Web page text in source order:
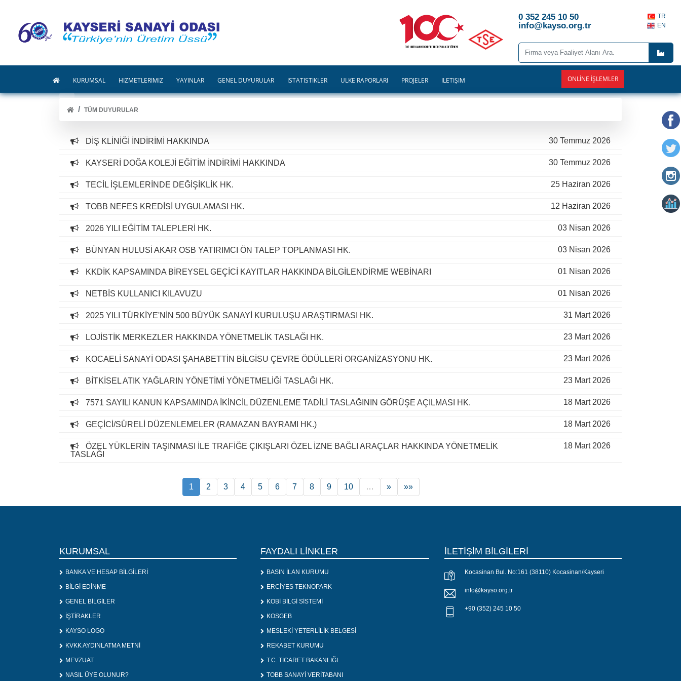
0 352 245 10 50
info@kayso.org.tr
TR
EN
KURUMSAL HİZMETLERİMİZ YAYINLAR GENEL DUYURULAR İSTATİSTİKLER ÜLKE RAPORLARI PROJELER İLETİŞİM ONLINE İŞLEMLER
TÜM DUYURULAR
DİŞ KLİNİĞİ İNDİRİMİ HAKKINDA 30 Temmuz 2026
KAYSERİ DOĞA KOLEJİ EĞİTİM İNDİRİMİ HAKKINDA 30 Temmuz 2026
TECİL İŞLEMLERİNDE DEĞİŞİKLİK HK. 25 Haziran 2026
TOBB NEFES KREDİSİ UYGULAMASI HK. 12 Haziran 2026
2026 YILI EĞİTİM TALEPLERİ HK. 03 Nisan 2026
BÜNYAN HULUSİ AKAR OSB YATIRIMCI ÖN TALEP TOPLANMASI HK. 03 Nisan 2026
KKDİK KAPSAMINDA BİREYSEL GEÇİCİ KAYITLAR HAKKINDA BİLGİLENDİRME WEBİNARI 01 Nisan 2026
NETBİS KULLANICI KILAVUZU 01 Nisan 2026
2025 YILI TÜRKİYE'NİN 500 BÜYÜK SANAYİ KURULUŞU ARAŞTIRMASI HK. 31 Mart 2026
LOJİSTİK MERKEZLER HAKKINDA YÖNETMELİK TASLAĞI HK. 23 Mart 2026
KOCAELİ SANAYİ ODASI ŞAHABETTİN BİLGİSU ÇEVRE ÖDÜLLERİ ORGANİZASYONU HK. 23 Mart 2026
BİTKİSEL ATIK YAĞLARIN YÖNETİMİ YÖNETMELİĞİ TASLAĞI HK. 23 Mart 2026
7571 SAYILI KANUN KAPSAMINDA İKİNCİL DÜZENLEME TADİLİ TASLAĞININ GÖRÜŞE AÇILMASI HK. 18 Mart 2026
GEÇİCİ/SÜRELİ DÜZENLEMELER (RAMAZAN BAYRAMI HK.) 18 Mart 2026
ÖZEL YÜKLERİN TAŞINMASI İLE TRAFİĞE ÇIKIŞLARI ÖZEL İZNE BAĞLI ARAÇLAR HAKKINDA YÖNETMELİK
TASLAĞI
18 Mart 2026
1 2 3 4 5 6 7 8 9 10 … » »»
KURUMSAL
BANKA VE HESAP BİLGİLERİ
BİLGİ EDİNME
GENEL BİLGİLER
İŞTİRAKLER
KAYSO LOGO
KVKK AYDINLATMA METNİ
MEVZUAT
NASIL ÜYE OLUNUR?
FAYDALI LİNKLER
BASIN İLAN KURUMU
ERCİYES TEKNOPARK
KOBİ BİLGİ SİSTEMİ
KOSGEB
MESLEKİ YETERLİLİK BELGESİ
REKABET KURUMU
T.C. TİCARET BAKANLIĞI
TOBB SANAYİ VERİTABANI
İLETİŞİM BİLGİLERİ
Kocasinan Bul. No:161 (38110) Kocasinan/Kayseri
info@kayso.org.tr
+90 (352) 245 10 50